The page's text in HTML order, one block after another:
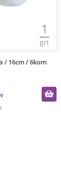
1
grt
/ 18cm / 12 kom